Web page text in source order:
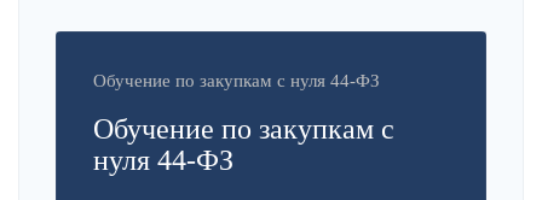
Обучение по закупкам с нуля 44-ФЗ
Обучение по закупкам с
нуля 44-ФЗ